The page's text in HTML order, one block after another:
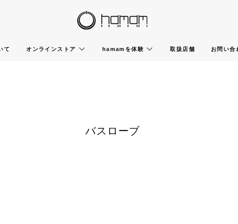
て オンラインストア hamamを体験 取扱店舗 お問い合
バスローブ